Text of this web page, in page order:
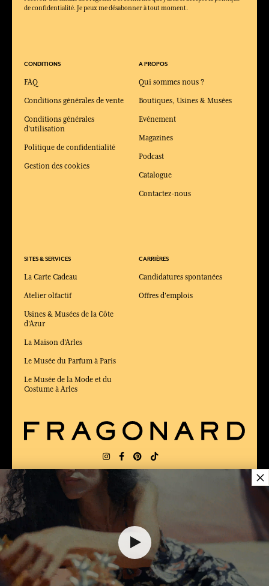
$ 22.00
de confidentialité. Je peux me désabonner à tout moment.
CONDITIONS
FAQ
Conditions générales de vente
Conditions générales
d'utilisation
Politique de confidentialité
Gestion des cookies
SITES & SERVICES
La Carte Cadeau
Atelier olfactif
Usines & Musées de la Côte
d'Azur
La Maison d'Arles
Le Musée du Parfum à Paris
Le Musée de la Mode et du
Costume à Arles
A PROPOS
Qui sommes nous ?
Boutiques, Usines & Musées
Evénement
Magazines
Podcast
Catalogue
Contactez-nous
CARRIÈRES
Candidatures spontanées
Offres d'emplois
US
ÉLU MEILLEUR SITE DE COMMERCE
en ligne 2025 par le magazine Capital
×